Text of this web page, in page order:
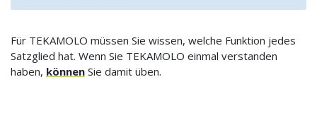
Für TEKAMOLO müssen Sie wissen, welche Funktion jedes
Satzglied hat. Wenn Sie TEKAMOLO einmal verstanden
haben, können Sie damit üben.